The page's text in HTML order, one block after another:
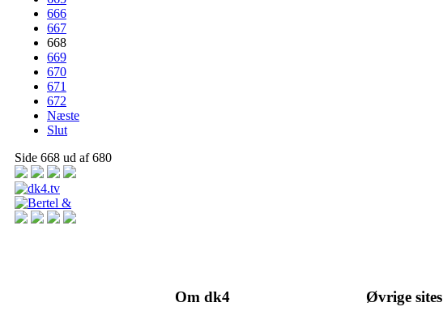
666
667
668
669
670
671
672
Næste
Slut
Side 668 ud af 680
Om dk4 Øvrige sites